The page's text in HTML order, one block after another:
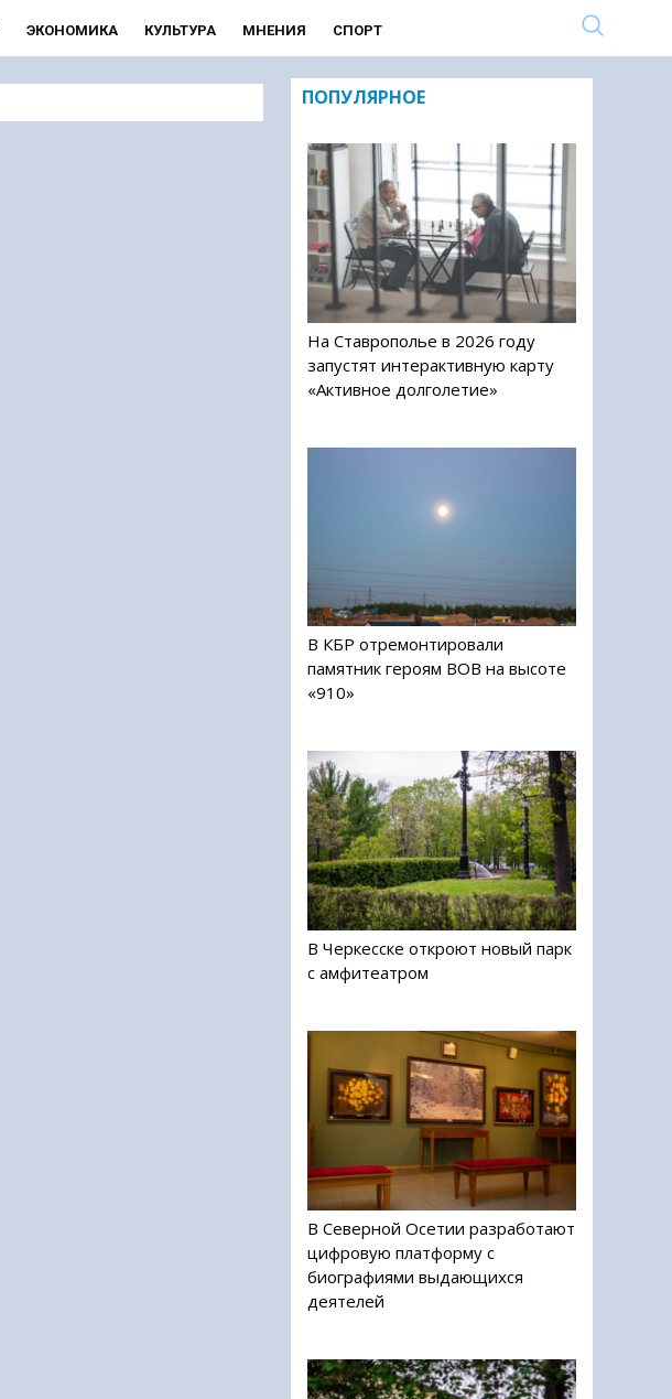
ЭКОНОМИКА КУЛЬТУРА МНЕНИЯ СПОРТ
ПОПУЛЯРНОЕ
На Ставрополье в 2026 году
запустят интерактивную карту
«Активное долголетие»
В КБР отремонтировали
памятник героям ВОВ на высоте
«910»
В Черкесске откроют новый парк
с амфитеатром
В Северной Осетии разработают
цифровую платформу с
биографиями выдающихся
деятелей